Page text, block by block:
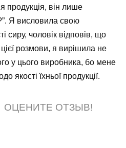
продукція, він лише
Я висловила свою
сиру, чоловік відповів, що
розмови, я вирішила не
у цього виробника, бо мене
якості їхньої продукції.
ОЦЕНИТЕ ОТЗЫВ!